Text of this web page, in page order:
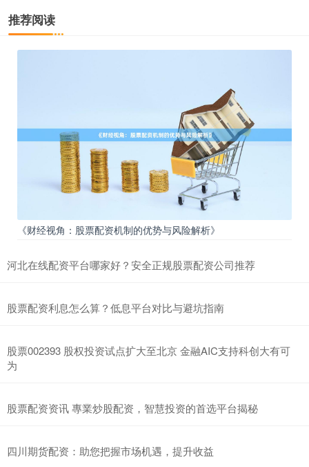
推荐阅读
《财经视角：股票配资机制的优势与风险解析》
河北在线配资平台哪家好？安全正规股票配资公司推荐
股票配资利息怎么算？低息平台对比与避坑指南
股票002393 股权投资试点扩大至北京 金融AIC支持科创大有可
为
股票配资资讯 專業炒股配资，智慧投资的首选平台揭秘
四川期货配资：助您把握市场机遇，提升收益